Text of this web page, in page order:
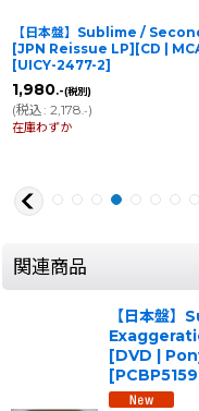
【日本盤】Sublime /
[JPN Reissue LP][CD |
[UICY-2477-2]
1,980.-(税別)
(税込: 2,178 .-)
在庫わずか
関連商品
【日本盤
[DVD |
[